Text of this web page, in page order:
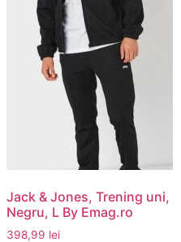
Jack & Jones, Trening uni,
Negru, L By Emag.ro
398,99 lei